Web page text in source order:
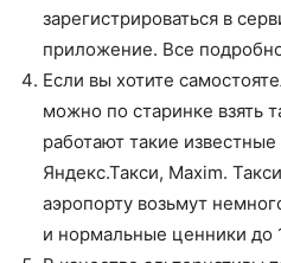
зарегистрироваться в
приложение. Все
Если вы хотите
можно по старинке взять
работают такие
Яндекс.Такси, Maxim.
аэропорту возьмут
и нормальные ценники до